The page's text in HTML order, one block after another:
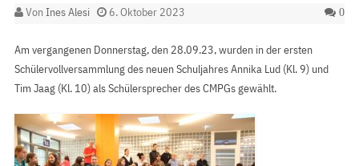
VonInes Alesi 6. Oktober 2023 0
Am vergangenen Donnerstag, den 28.09.23, wurden in der ersten
Schülervollversammlung des neuen Schuljahres Annika Lud (Kl. 9) und
Tim Jaag (Kl. 10) als Schülersprecher des CMPGs gewählt.